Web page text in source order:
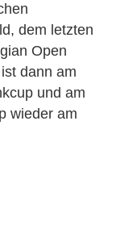
dem letzten
Open
dann am
und am
wieder am